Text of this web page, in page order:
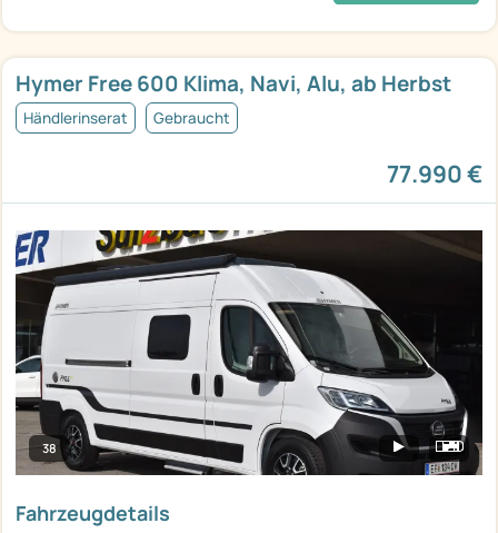
Hymer Free 600 Klima, Navi, Alu, ab Herbst
Händlerinserat Gebraucht
77.990 €
38
Fahrzeugdetails